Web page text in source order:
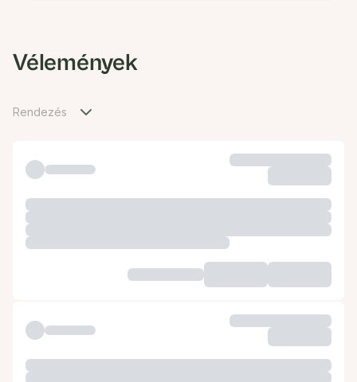
Vélemények
Rendezés